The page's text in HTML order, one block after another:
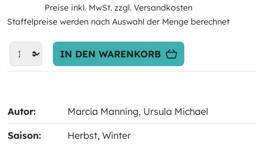
Preise inkl. MwSt. zzgl. Versandkosten
Staffelpreise werden nach Auswahl der Menge berechnet
IN DEN WARENKORB
Autor: Marcia Manning, Ursula Michael
Saison: Herbst, Winter